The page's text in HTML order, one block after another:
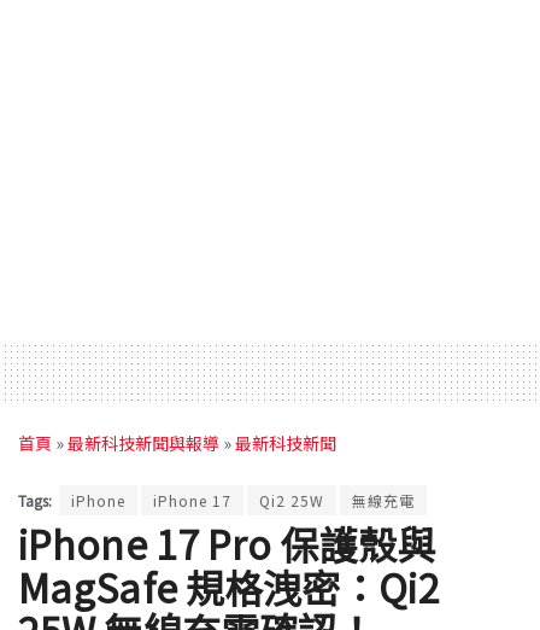
首頁 »最新科技新聞與報導 »最新科技新聞
Tags: iPhone iPhone 17 Qi2 25W 無線充電
iPhone 17 Pro 保護殼與
MagSafe 規格洩密：Qi2